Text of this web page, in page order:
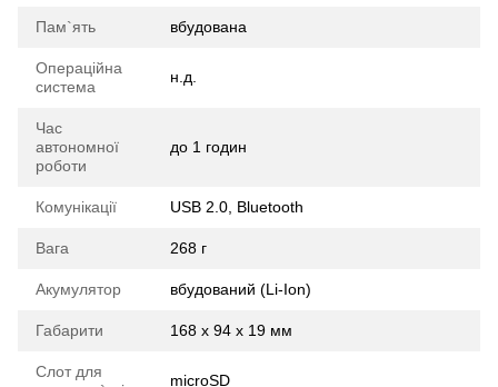
Пам`ять вбудована
Операційна
система
н.д.
Час
автономної
роботи
до 1 годин
Комунікації USB 2.0, Bluetooth
Вага 268 г
Акумулятор вбудований (Li-Ion)
Габарити 168 x 94 x 19 мм
Слот для
microSD